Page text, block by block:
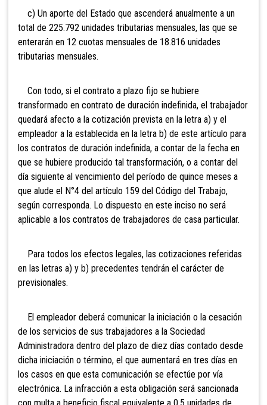
c) Un aporte del Estado que ascenderá anualmente a un
total de 225.792 unidades tributarias mensuales, las que se
enterarán en 12 cuotas mensuales de 18.816 unidades
tributarias mensuales.
Con todo, si el contrato a plazo fijo se hubiere
transformado en contrato de duración indefinida, el trabajador
quedará afecto a la cotización prevista en la letra a) y el
empleador a la establecida en la letra b) de este artículo para
los contratos de duración indefinida, a contar de la fecha en
que se hubiere producido tal transformación, o a contar del
día siguiente al vencimiento del período de quince meses a
que alude el N°4 del artículo 159 del Código del Trabajo,
según corresponda. Lo dispuesto en este inciso no será
aplicable a los contratos de trabajadores de casa particular.
Para todos los efectos legales, las cotizaciones referidas
en las letras a) y b) precedentes tendrán el carácter de
previsionales.
El empleador deberá comunicar la iniciación o la cesación
de los servicios de sus trabajadores a la Sociedad
Administradora dentro del plazo de diez días contado desde
dicha iniciación o término, el que aumentará en tres días en
los casos en que esta comunicación se efectúe por vía
electrónica. La infracción a esta obligación será sancionada